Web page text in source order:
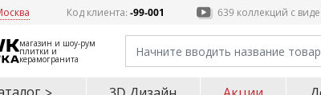
Код клиента:-99-001 639 коллекций с
магазин и шоу-рум
плитки и
керамогранита